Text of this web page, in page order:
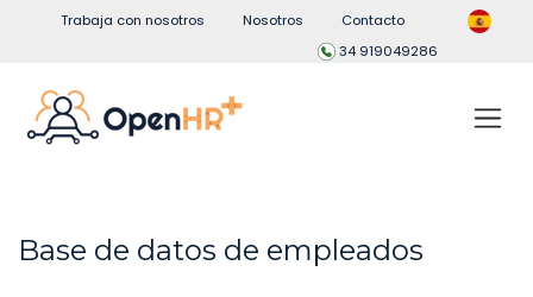
Trabaja con nosotros Nosotros
Contacto
34 919049286
Base de datos de empleados